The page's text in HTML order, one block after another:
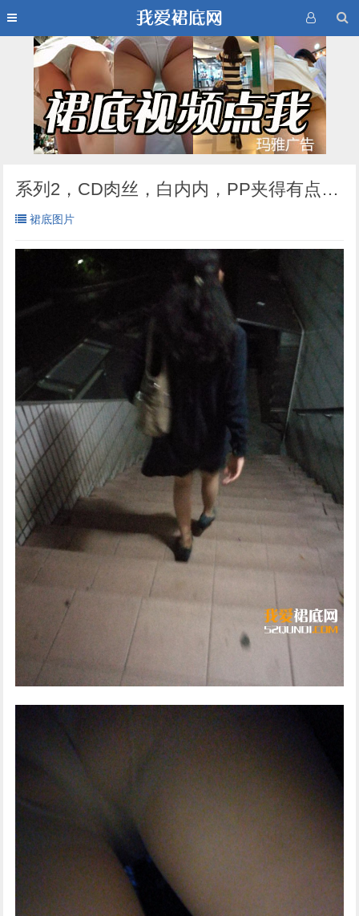
系列2，CD肉丝，白内内，PP夹得有点紧喔
裙底图片